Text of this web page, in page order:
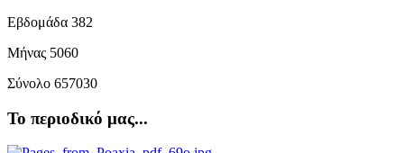
Εβδομάδα 382
Μήνας 5060
Σύνολο 657030
Το περιοδικό μας...